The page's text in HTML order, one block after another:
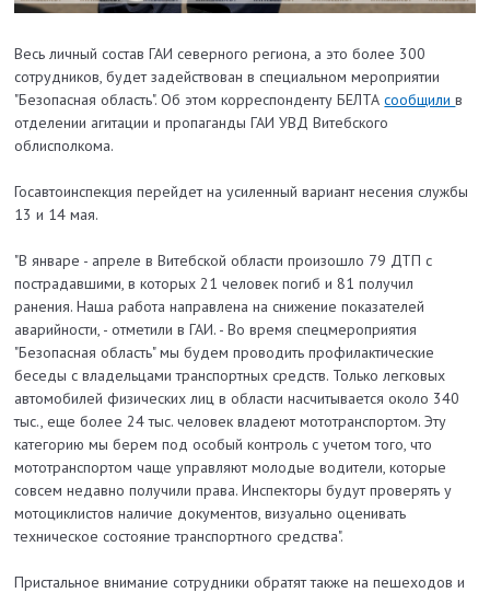
Весь личный состав ГАИ северного региона, а это более 300
сотрудников, будет задействован в специальном мероприятии
"Безопасная область". Об этом корреспонденту БЕЛТАсообщилив
отделении агитации и пропаганды ГАИ УВД Витебского
облисполкома.
Госавтоинспекция перейдет на усиленный вариант несения службы
13 и 14 мая.
"В январе - апреле в Витебской области произошло 79 ДТП с
пострадавшими, в которых 21 человек погиб и 81 получил
ранения. Наша работа направлена на снижение показателей
аварийности, - отметили в ГАИ. - Во время спецмероприятия
"Безопасная область" мы будем проводить профилактические
беседы с владельцами транспортных средств. Только легковых
автомобилей физических лиц в области насчитывается около 340
тыс., еще более 24 тыс. человек владеют мототранспортом. Эту
категорию мы берем под особый контроль с учетом того, что
мототранспортом чаще управляют молодые водители, которые
совсем недавно получили права. Инспекторы будут проверять у
мотоциклистов наличие документов, визуально оценивать
техническое состояние транспортного средства".
Пристальное внимание сотрудники обратят также на пешеходов и